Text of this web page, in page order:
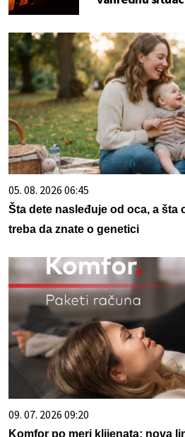
05. 08. 2026 06:45
Šta dete nasleđuje od oca, a šta
treba da znate o genetici
09. 07. 2026 09:20
Komfor po meri klijenata: nova